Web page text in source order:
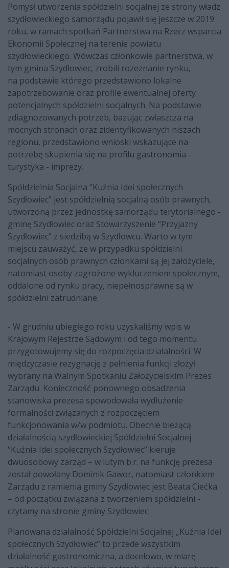
Pomysł utworzenia spółdzielni socjalnej ze strony władz
szydłowieckiego samorządu pojawił się jeszcze w 2019
roku, w ramach spotkań Partnerstwa na Rzecz wsparcia
Ekonomii Społecznej na terenie powiatu
szydłowieckiego. Wówczas członkowie partnerstwa, w
tym gmina Szydłowiec, zrobili rozeznanie rynku,
na podstawie którego przedstawiono lokalne
zapotrzebowanie oraz profile ewentualnej oferty
potencjalnych spółdzielni socjalnych. Na podstawie
zdiagnozowanych potrzeb, bazując zwłaszcza na
mocnych stronach oraz zidentyfikowanych niszach
regionu, przedstawiono wnioski wskazujące na
potrzebę skupienia się na profilu gastronomia -
turystyka - imprezy.
Spółdzielnia Socjalna “Kuźnia Idei społecznych
Szydłowiec” jest spółdzielnią socjalną osób prawnych,
utworzoną przez jednostkę samorządu terytorialnego -
gminę Szydłowiec oraz Stowarzyszenie “Przyjazny
Szydłowiec” z siedzibą w Szydłowcu. Warto w tym
miejscu zauważyć, że w przypadku spółdzielni
socjalnych osób prawnych członkami są jej założyciele,
natomiast osoby zagrożone wykluczeniem społecznym,
oddalone od rynku pracy, niepełnosprawne są w
spółdzielni zatrudniane.
- W grudniu ubiegłego roku uzyskaliśmy wpis w
Krajowym Rejestrze Sądowym i od tego momentu
przygotowujemy się do rozpoczęcia działalności. W
międzyczasie rezygnację z pełnienia funkcji złożył
wybrany na Walnym Spotkaniu Założycielskim Prezes
Zarządu. Konieczność ponownego obsadzenia
stanowiska prezesa spowodowała wydłużenie
formalności związanych z rozpoczęciem
funkcjonowania w/w podmiotu. Obecnie bieżącą
działalnością szydłowieckiej Spółdzielni Socjalnej
“Kuźnia Idei społecznych Szydłowiec” kieruje
dwuosobowy zarząd – w lutym b.r. na funkcję prezesa
został powołany Dominik Gawor, natomiast członkiem
Zarządu z ramienia gminy Szydłowiec jest Beata Ciećka
– od początku związana z tworzeniem spółdzielni -
czytamy na stronie gminy Szydłowiec.
Planowana działalność Spółdzielni Socjalnej „Kuźnia Idei
społecznych Szydłowiec” to przede wszystkim
działalność gastronomiczna, a docelowo, w miarę